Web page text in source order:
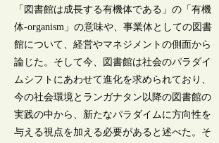
「図書館は成長する有機体である」の「有機
体-organism」の意味や、事業体としての図書
館について、経営やマネジメントの側面から
論じた。そして今、図書館は社会のパラダイ
ムシフトにあわせて進化を求められており、
今の社会環境とランガナタン以降の図書館の
実践の中から、新たなパラダイムに方向性を
与える視点を加える必要があると述べた。そ